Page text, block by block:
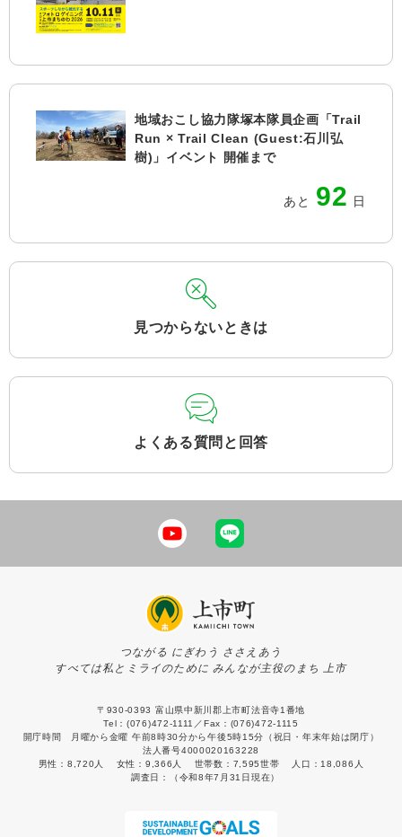
地域おこし協力隊塚本隊員企画「Trail
Run × Trail Clean (Guest:石川弘
樹)」イベント 開催まで
あと 92 日
見つからないときは
よくある質問と回答
つながる にぎわう ささえあう
すべては私とミライのために みんなが主役のまち 上市
〒930-0393 富山県中新川郡上市町法音寺1番地
Tel：(076)472-1111／Fax：(076)472-1115
開庁時間 月曜から金曜 午前8時30分から午後5時15分（祝日・年末年始は閉庁）
法人番号4000020163228
男性： 8,720人 女性： 9,366人 世帯数： 7,595世帯 人口： 18,086人
調査日：
（令和8年7月31日現在）